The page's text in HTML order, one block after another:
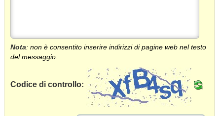
Nota: non è consentito inserire indirizzi di pagine web nel testo
del messaggio.
Codice di controllo: